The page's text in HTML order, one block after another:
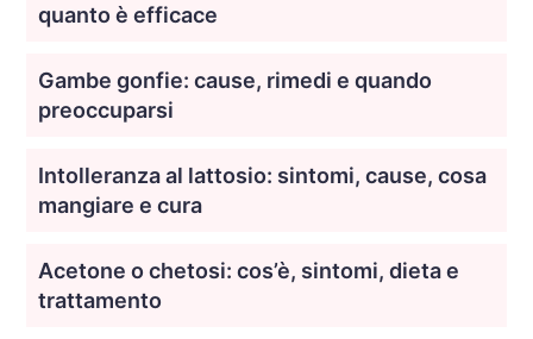
quanto è efficace
Gambe gonfie: cause, rimedi e quando
preoccuparsi
Intolleranza al lattosio: sintomi, cause, cosa
mangiare e cura
Acetone o chetosi: cos’è, sintomi, dieta e
trattamento